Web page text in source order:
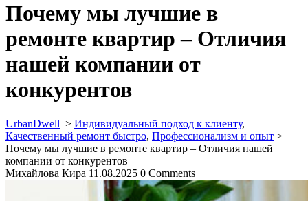
Почему мы лучшие в
ремонте квартир – Отличия
нашей компании от
конкурентов
UrbanDwell > Индивидуальный подход к клиенту,
Качественный ремонт быстро, Профессионализм и опыт >
Почему мы лучшие в ремонте квартир – Отличия нашей
компании от конкурентов
Михайлова Кира 11.08.2025 0 Comments